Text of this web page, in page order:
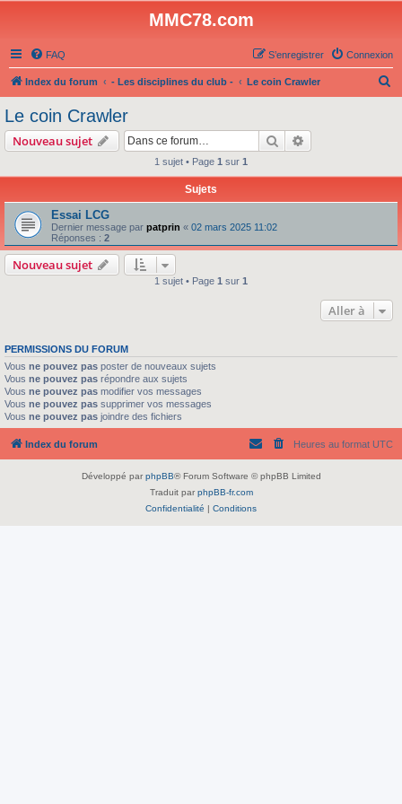
MMC78.com
FAQ Connexion
S’enregistrer
Index du forum - Les disciplines du club - Le coin Crawler
e
Le coin Crawler
Nouveau sujet Rechercher
1 sujet • Page 1 sur 1
Sujets
Essai LCG
Dernier message par patprin « 02 mars 2025 11:02
Réponses : 2
Nouveau sujet
1 sujet • Page 1 sur 1
Aller à
PERMISSIONS DU FORUM
Vous ne pouvez pas poster de nouveaux sujets
Vous ne pouvez pas répondre aux sujets
Vous ne pouvez pas modifier vos messages
Vous ne pouvez pas supprimer vos messages
Vous ne pouvez pas joindre des fichiers
Index du forum Heures au format UTC
Développé par phpBB® Forum Software © phpBB Limited
Traduit par phpBB-fr.com
Confidentialité | Conditions